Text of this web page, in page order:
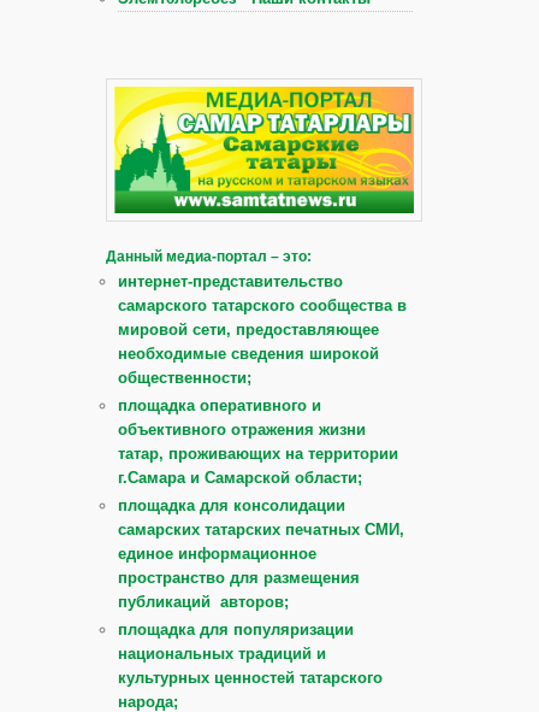
Данный медиа-портал – это:
интернет-представительство
самарского татарского сообщества в
мировой сети, предоставляющее
необходимые сведения широкой
общественности;
площадка оперативного и
объективного отражения жизни
татар, проживающих на территории
г.Самара и Самарской области;
площадка для консолидации
самарских татарских печатных СМИ,
единое информационное
пространство для размещения
публикаций авторов;
площадка для популяризации
национальных традиций и
культурных ценностей татарского
народа;